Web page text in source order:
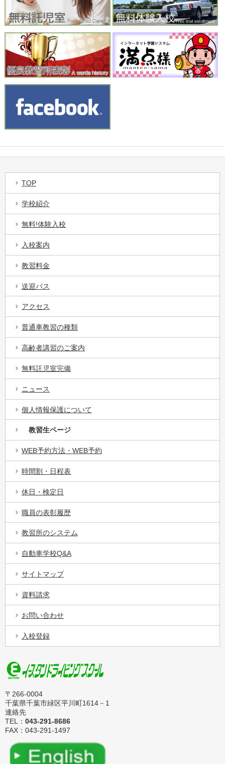
TOP
学校紹介
無料!体験入校
入校案内
教習料金
送迎バス
アクセス
普通車教習の種類
高齢者講習のご案内
無料託児室完備
ニュース
個人情報保護について
教習生ページ
WEB予約方法・WEB予約
時間割・日程表
休日・検定日
職員の表彰履歴
教習所のシステム
自動車学校Q&A
サイトマップ
資料請求
お問い合わせ
入校登録
〒266-0004
千葉県千葉市緑区平川町1614－1
連絡先
TEL： 043-291-8686
FAX：043-291-1497